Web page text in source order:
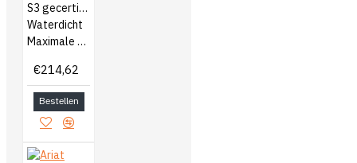
S3 gecertificeerd
Waterdicht
Maximale bescherming
€214,62
Bestellen